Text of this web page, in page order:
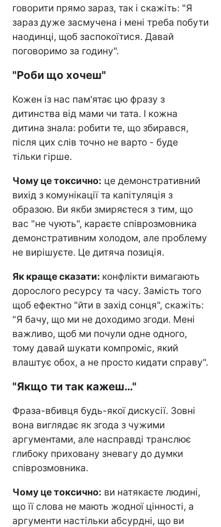
говорити прямо зараз, так і скажіть: "Я
зараз дуже засмучена і мені треба побути
наодинці, щоб заспокоїтися. Давай
поговоримо за годину".
"Роби що хочеш"
Кожен із нас пам'ятає цю фразу з
дитинства від мами чи тата. І кожна
дитина знала: робити те, що збирався,
після цих слів точно не варто - буде
тільки гірше.
Чому це токсично: це демонстративний
вихід з комунікації та капітуляція з
образою. Ви якби змиряєтеся з тим, що
вас "не чують", караєте співрозмовника
демонстративним холодом, але проблему
не вирішуєте. Це дитяча позиція.
Як краще сказати: конфлікти вимагають
дорослого ресурсу та часу. Замість того
щоб ефектно "йти в захід сонця", скажіть:
"Я бачу, що ми не доходимо згоди. Мені
важливо, щоб ми почули одне одного,
тому давай шукати компроміс, який
влаштує обох, а не просто кидати справу".
"Якщо ти так кажеш…"
Фраза-вбивця будь-якої дискусії. Зовні
вона виглядає як згода з чужими
аргументами, але насправді транслює
глибоку приховану зневагу до думки
співрозмовника.
Чому це токсично: ви натякаєте людині,
що її слова не мають жодної цінності, а
аргументи настільки абсурдні, що ви